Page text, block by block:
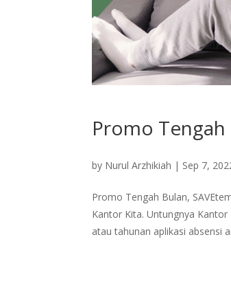
Promo Tengah
by Nurul Arzhikiah | Sep 7,
Promo Tengah Bulan,
Kantor Kita. Untungnya
atau tahunan aplikasi absensi